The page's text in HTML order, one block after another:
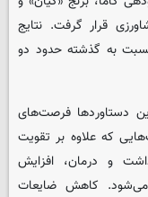
قرار گرفت. نتایج
به گذشته حدود دو
دستاوردها فرصت‌های
که علاوه بر تقویت
و درمان، افزایش
می‌شود. کاهش ضایعات